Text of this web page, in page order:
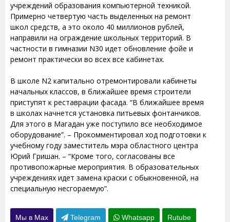
учреждений образования компьютерной техникой.
Примерно четвертую часть выделенных на ремонт
школ средств, а это около 40 миллионов рублей,
направили на ограждение школьных территорий. В
частности в гимназии N30 идет обновление фойе и
ремонт практически во всех все кабинетах.
В школе N2 капитально отремонтировали кабинеты
начальных классов, в ближайшее время строители
приступят к реставрации фасада. “В ближайшее время
в школах начнется установка питьевых фонтанчиков.
Для этого в Магадан уже поступило все необходимое
оборудование”. – Прокомментировал ход подготовки к
учебному году заместитель мэра областного центра
Юрий Гришан. – “Кроме того, согласованы все
противопожарные мероприятия. В образовательных
учреждениях идет замена краски с обыкновенной, на
специальную несгораемую”.
Мы в Max Telegram Whatsapp Rutube